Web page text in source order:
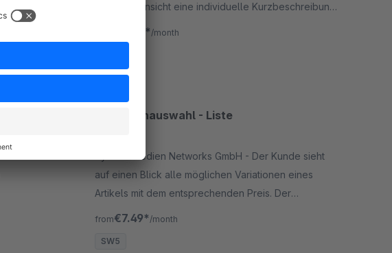
Kategorieansicht eine individuelle Kurzbeschreibung
hinzu. Die Beschreibung kann mit html versehen
werden.
€2.49* /month
Variantenauswahl - Liste
By Inter Medien Networks GmbH - Der Kunde sieht
auf einen Blick alle möglichen Variationen eines
Artikels mit dem entsprechenden Preis. Der
gewünschte Artikel kann diese auch direkt
from€7.49* /month
SW5